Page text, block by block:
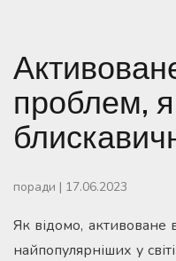
проблем,
поради | 17.06.2023
Як відомо, активоване
найпопулярніших у